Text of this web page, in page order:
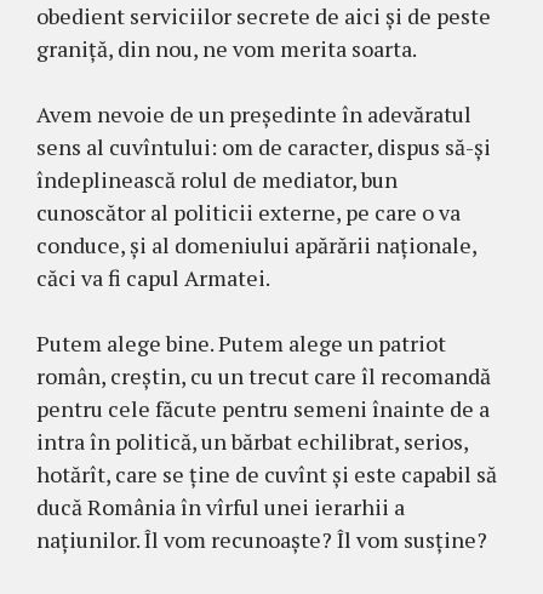
obedient serviciilor secrete de aici și de peste
graniță, din nou, ne vom merita soarta.
Avem nevoie de un președinte în adevăratul
sens al cuvîntului: om de caracter, dispus să-și
îndeplinească rolul de mediator, bun
cunoscător al politicii externe, pe care o va
conduce, și al domeniului apărării naționale,
căci va fi capul Armatei.
Putem alege bine. Putem alege un patriot
român, creștin, cu un trecut care îl recomandă
pentru cele făcute pentru semeni înainte de a
intra în politică, un bărbat echilibrat, serios,
hotărît, care se ține de cuvînt și este capabil să
ducă România în vîrful unei ierarhii a
națiunilor. Îl vom recunoaște? Îl vom susține?